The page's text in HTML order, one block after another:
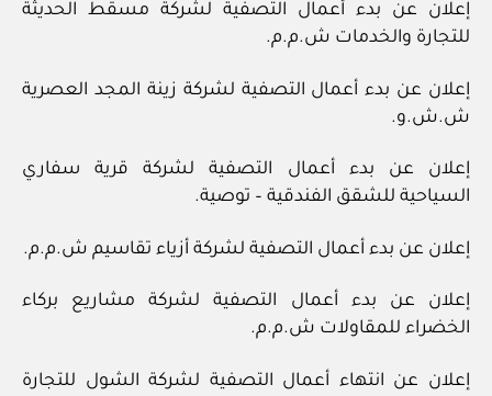
إعلان عن بدء أعمال التصفية لشركة مسقط الحديثة
للتجارة والخدمات ش.م.م.
إعلان عن بدء أعمال التصفية لشركة زينة المجد العصرية
ش.ش.و.
إعلان عن بدء أعمال التصفية لشركة قرية سفاري
السياحية للشقق الفندقية – توصية.
إعلان عن بدء أعمال التصفية لشركة أزياء تقاسيم ش.م.م.
إعلان عن بدء أعمال التصفية لشركة مشاريع بركاء
الخضراء للمقاولات ش.م.م.
إعلان عن انتهاء أعمال التصفية لشركة الشول للتجارة